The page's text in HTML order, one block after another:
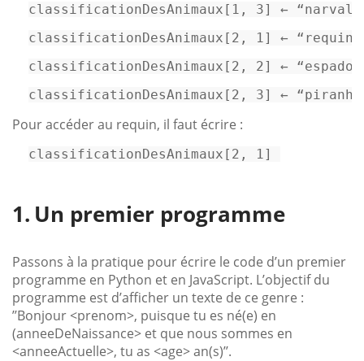
classificationDesAnimaux [1, 3]
←
classificationDesAnimaux [2, 1]
←
classificationDesAnimaux [2, 2]
←
classificationDesAnimaux [2, 3] ←
Pour accéder au requin, il faut écrire :
classificationDesAnimaux [2, 1]
Un premier programme
Passons à la pratique pour écrire le code d’un premier
programme en Python et en JavaScript. L’objectif du
programme est d’afficher un texte de ce genre :
’’Bonjour <prenom>, puisque tu es né(e) en
(anneeDeNaissance> et que nous sommes en
<anneeActuelle>, tu as <age> an(s)’’.